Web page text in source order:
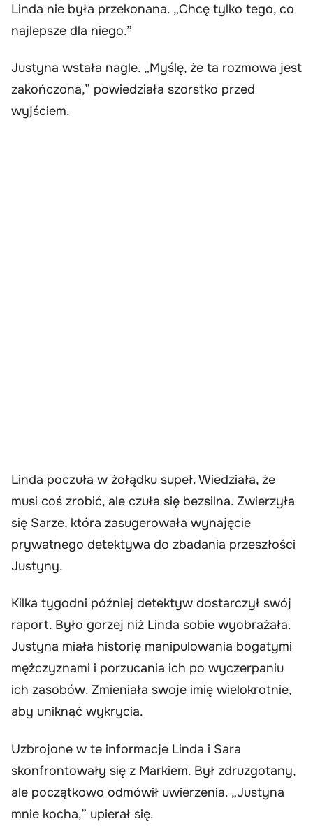
Linda nie była przekonana. „Chcę tylko tego, co
najlepsze dla niego.”
Justyna wstała nagle. „Myślę, że ta rozmowa jest
zakończona,” powiedziała szorstko przed
wyjściem.
Linda poczuła w żołądku supeł. Wiedziała, że
musi coś zrobić, ale czuła się bezsilna. Zwierzyła
się Sarze, która zasugerowała wynajęcie
prywatnego detektywa do zbadania przeszłości
Justyny.
Kilka tygodni później detektyw dostarczył swój
raport. Było gorzej niż Linda sobie wyobrażała.
Justyna miała historię manipulowania bogatymi
mężczyznami i porzucania ich po wyczerpaniu
ich zasobów. Zmieniała swoje imię wielokrotnie,
aby uniknąć wykrycia.
Uzbrojone w te informacje Linda i Sara
skonfrontowały się z Markiem. Był zdruzgotany,
ale początkowo odmówił uwierzenia. „Justyna
mnie kocha,” upierał się.